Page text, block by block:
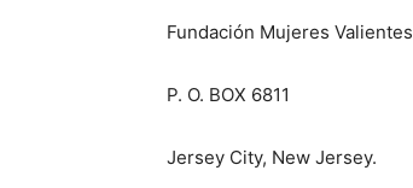
Fundación Mujeres Valientes
P. O. BOX 6811
Jersey City, New Jersey.